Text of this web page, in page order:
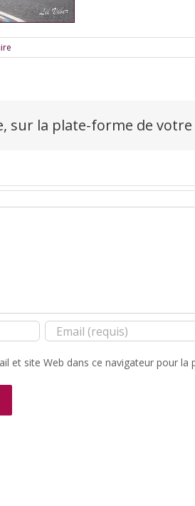
sur la plate-forme de votre
et site Web dans ce navigateur pour